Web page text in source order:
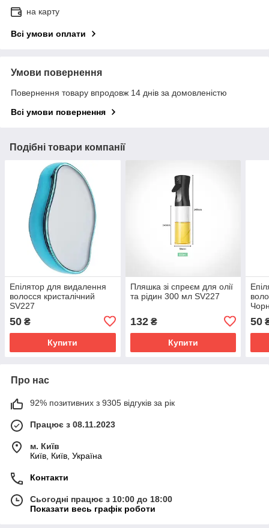
на карту
Всі умови оплати
Умови повернення
Повернення товару впродовж 14 днів за домовленістю
Всі умови повернення
Подібні товари компанії
Епілятор для видалення
волосся кристалічний
SV227
50 ₴
Купити
Пляшка зі спреєм для олії
та рідин 300 мл SV227
132₴
Купити
50
Про нас
92% позитивних з 9305 відгуків за рік
Працює з 08.11.2023
м. Київ
Київ, Київ, Україна
Контакти
Сьогодні працює з 10:00 до 18:00
Показати весь графік роботи